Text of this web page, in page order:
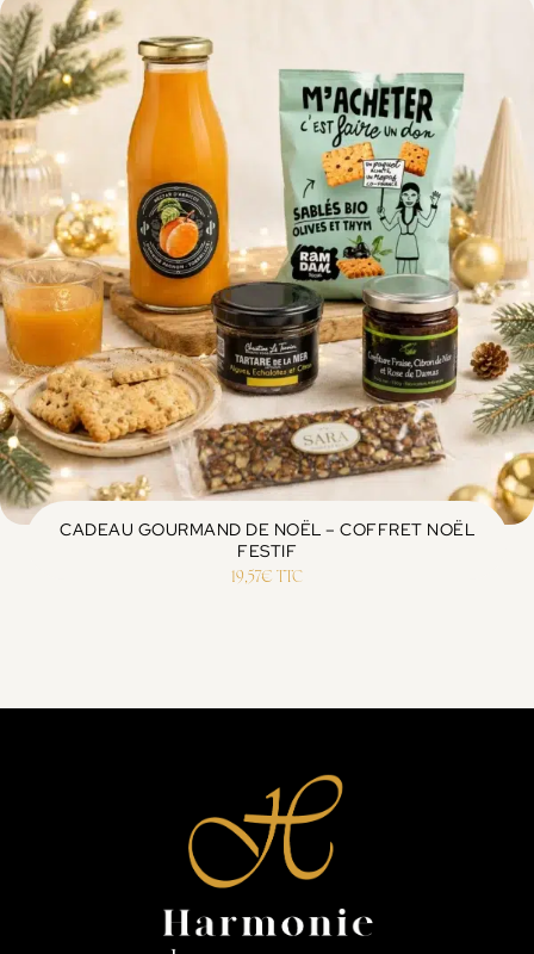
CADEAU GOURMAND DE NOËL – COFFRET NOËL
FESTIF
19,57€ TTC